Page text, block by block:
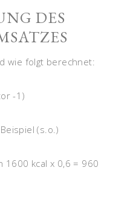
DES
wie folgt berechnet:
-1)
(s.o.)
1600 kcal x 0,6 = 960